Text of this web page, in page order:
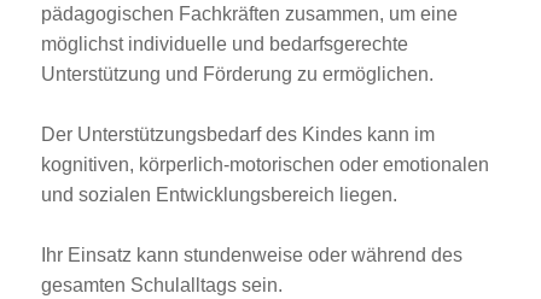
pädagogischen Fachkräften zusammen, um eine
möglichst individuelle und bedarfsgerechte
Unterstützung und Förderung zu ermöglichen.
Der Unterstützungsbedarf des Kindes kann im
kognitiven, körperlich-motorischen oder emotionalen
und sozialen Entwicklungsbereich liegen.
Ihr Einsatz kann stundenweise oder während des
gesamten Schulalltags sein.